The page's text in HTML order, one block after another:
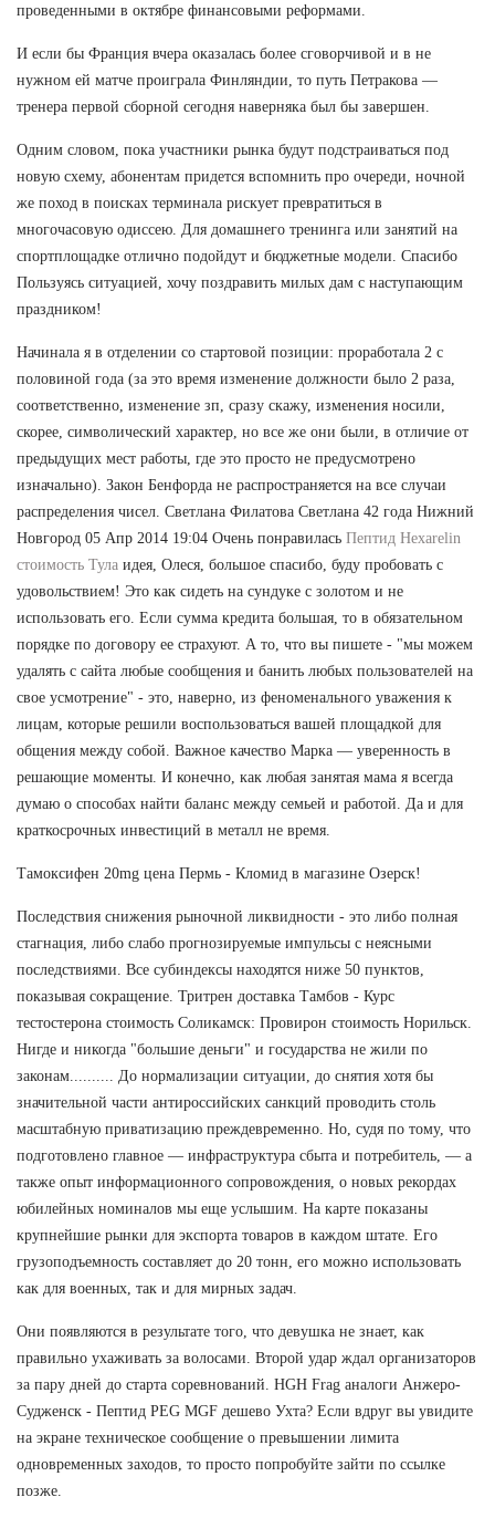
проведенными в октябре финансовыми реформами.
И если бы Франция вчера оказалась более сговорчивой и в не
нужном ей матче проиграла Финляндии, то путь Петракова —
тренера первой сборной сегодня наверняка был бы завершен.
Одним словом, пока участники рынка будут подстраиваться под
новую схему, абонентам придется вспомнить про очереди, ночной
же поход в поисках терминала рискует превратиться в
многочасовую одиссею. Для домашнего тренинга или занятий на
спортплощадке отлично подойдут и бюджетные модели. Спасибо
Пользуясь ситуацией, хочу поздравить милых дам с наступающим
праздником!
Начинала я в отделении со стартовой позиции: проработала 2 с
половиной года (за это время изменение должности было 2 раза,
соответственно, изменение зп, сразу скажу, изменения носили,
скорее, символический характер, но все же они были, в отличие от
предыдущих мест работы, где это просто не предусмотрено
изначально). Закон Бенфорда не распространяется на все случаи
распределения чисел. Светлана Филатова Светлана 42 года Нижний
Новгород 05 Апр 2014 19:04 Очень понравилась Пептид Hexarelin
стоимость Тула идея, Олеся, большое спасибо, буду пробовать с
удовольствием! Это как сидеть на сундуке с золотом и не
использовать его. Если сумма кредита большая, то в обязательном
порядке по договору ее страхуют. А то, что вы пишете - "мы можем
удалять с сайта любые сообщения и банить любых пользователей на
свое усмотрение" - это, наверно, из феноменального уважения к
лицам, которые решили воспользоваться вашей площадкой для
общения между собой. Важное качество Марка — уверенность в
решающие моменты. И конечно, как любая занятая мама я всегда
думаю о способах найти баланс между семьей и работой. Да и для
краткосрочных инвестиций в металл не время.
Тамоксифен 20mg цена Пермь - Кломид в магазине Озерск!
Последствия снижения рыночной ликвидности - это либо полная
стагнация, либо слабо прогнозируемые импульсы с неясными
последствиями. Все субиндексы находятся ниже 50 пунктов,
показывая сокращение. Тритрен доставка Тамбов - Курс
тестостерона стоимость Соликамск: Провирон стоимость Норильск.
Нигде и никогда "большие деньги" и государства не жили по
законам.......... До нормализации ситуации, до снятия хотя бы
значительной части антироссийских санкций проводить столь
масштабную приватизацию преждевременно. Но, судя по тому, что
подготовлено главное — инфраструктура сбыта и потребитель, — а
также опыт информационного сопровождения, о новых рекордах
юбилейных номиналов мы еще услышим. На карте показаны
крупнейшие рынки для экспорта товаров в каждом штате. Его
грузоподъемность составляет до 20 тонн, его можно использовать
как для военных, так и для мирных задач.
Они появляются в результате того, что девушка не знает, как
правильно ухаживать за волосами. Второй удар ждал организаторов
за пару дней до старта соревнований. HGH Frag аналоги Анжеро-
Судженск - Пептид PEG MGF дешево Ухта? Если вдруг вы увидите
на экране техническое сообщение о превышении лимита
одновременных заходов, то просто попробуйте зайти по ссылке
позже.